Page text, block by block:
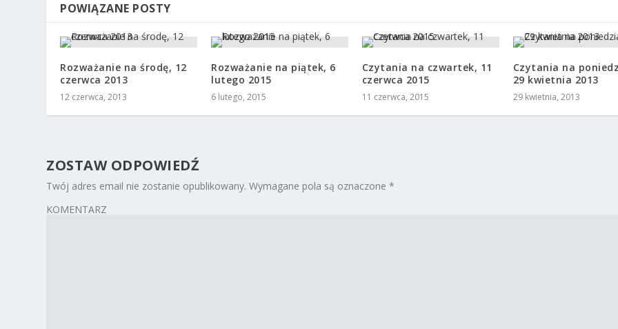
POWIĄZANE POSTY
Rozważanie na środę, 12
czerwca 2013
12 czerwca, 2013
Rozważanie na piątek, 6
lutego 2015
6 lutego, 2015
Czytania na czwartek, 11
czerwca 2015
11 czerwca, 2015
Czytania na
29 kwietnia 2013
29 kwietnia, 2013
ZOSTAW ODPOWIEDŹ
Twój adres email nie zostanie opublikowany. Wymagane pola są oznaczone*
KOMENTARZ